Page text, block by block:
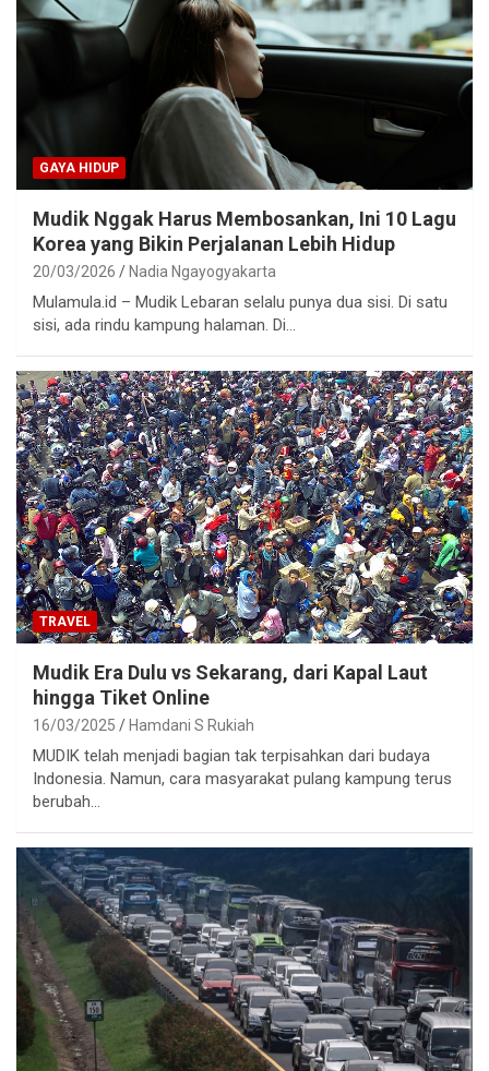
GAYA HIDUP
Mudik Nggak Harus Membosankan, Ini 10 Lagu
Korea yang Bikin Perjalanan Lebih Hidup
20/03/2026 Nadia Ngayogyakarta
Mulamula.id – Mudik Lebaran selalu punya dua sisi. Di satu
sisi, ada rindu kampung halaman. Di…
TRAVEL
Mudik Era Dulu vs Sekarang, dari Kapal Laut
hingga Tiket Online
16/03/2025 Hamdani S Rukiah
MUDIK telah menjadi bagian tak terpisahkan dari budaya
Indonesia. Namun, cara masyarakat pulang kampung terus
berubah…